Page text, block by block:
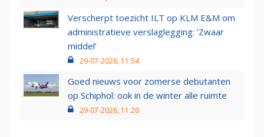
Verscherpt toezicht ILT op KLM E&M om
administratieve verslaglegging: ‘Zwaar
middel’
29-07-2026, 11:54
Goed nieuws voor zomerse debutanten
op Schiphol: ook in de winter alle ruimte
29-07-2026, 11:20